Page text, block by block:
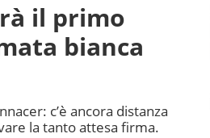
il primo
bianca
c’è ancora distanza
la tanto attesa firma.